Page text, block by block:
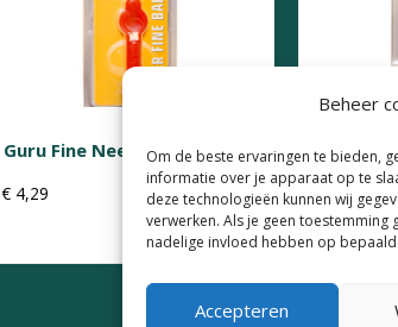
Beheer
Om de beste ervaringen te bieden,
informatie over je apparaat op te
deze technologieën kunnen wij
verwerken. Als je geen
nadelige invloed hebben op
Accepteren
Guru Fine Needle
€ 4,29
Guru
€4,19